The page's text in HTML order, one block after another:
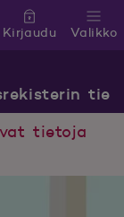
Valikko
Kirjaudu
tietoja